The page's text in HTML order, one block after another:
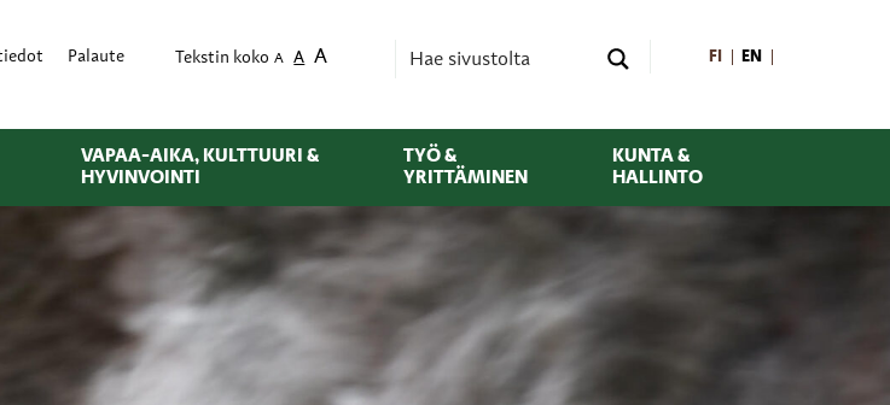
Palaute Tekstin koko A A A FI EN
VAPAA-AIKA, KULTTUURI &
HYVINVOINTI
TYÖ &
YRITTÄMINEN
KUNTA &
HALLINTO